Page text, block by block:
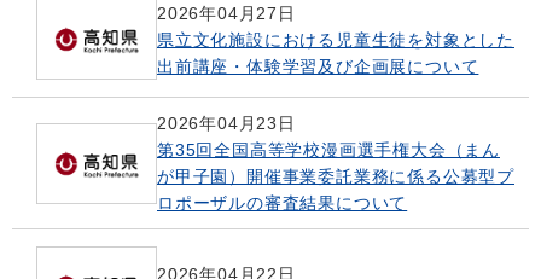
2026年04月27日
県立文化施設における児童生徒を対象とした
出前講座・体験学習及び企画展について
2026年04月23日
第35回全国高等学校漫画選手権大会（まん
が甲子園）開催事業委託業務に係る公募型プ
ロポーザルの審査結果について
2026年04月22日